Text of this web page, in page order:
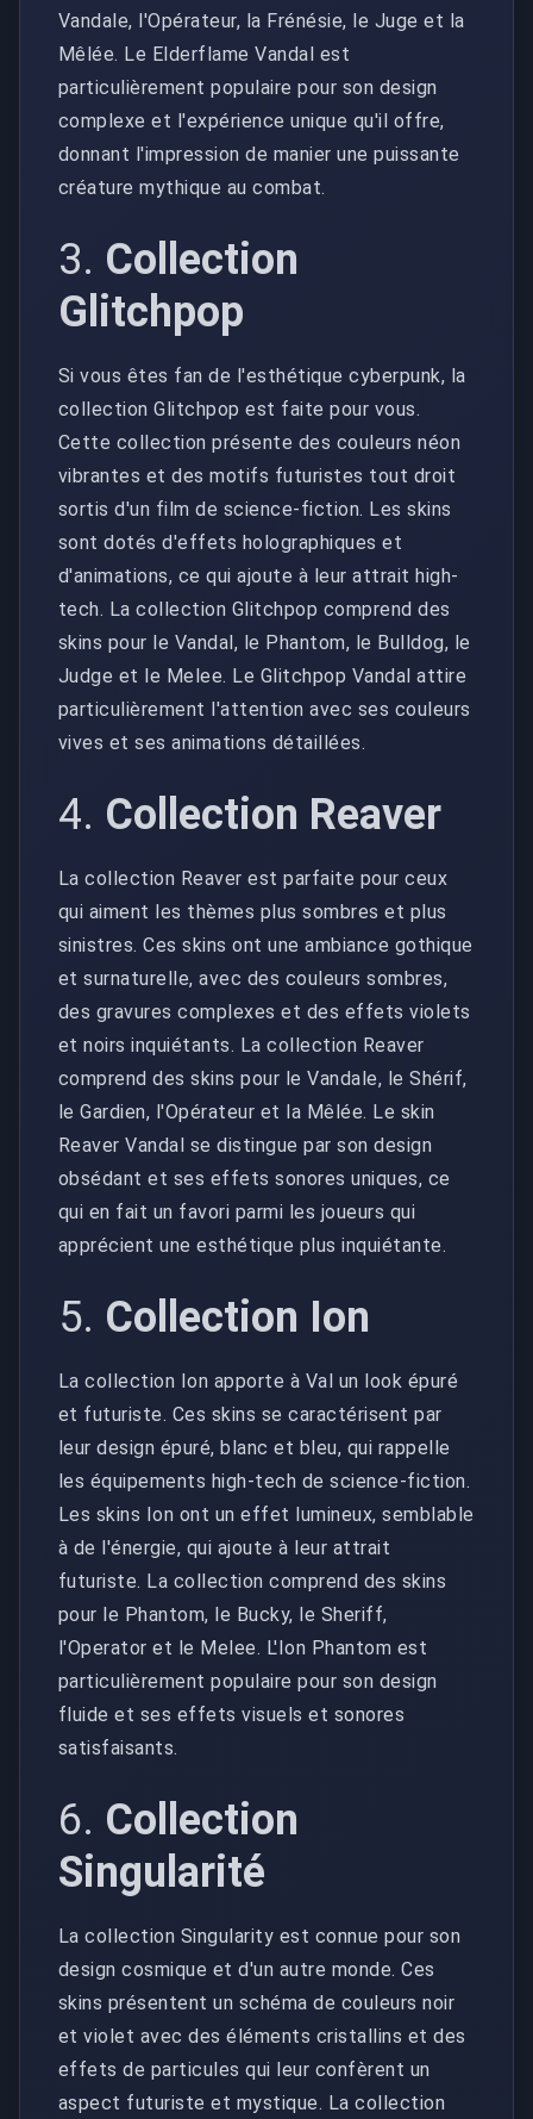
Vandale, l'Opérateur, la Frénésie, le Juge et la
Mêlée. Le Elderflame Vandal est
particulièrement populaire pour son design
complexe et l'expérience unique qu'il offre,
donnant l'impression de manier une puissante
créature mythique au combat.
3. Collection
Glitchpop
Si vous êtes fan de l'esthétique cyberpunk, la
collection Glitchpop est faite pour vous.
Cette collection présente des couleurs néon
vibrantes et des motifs futuristes tout droit
sortis d'un film de science-fiction. Les skins
sont dotés d'effets holographiques et
d'animations, ce qui ajoute à leur attrait high-
tech. La collection Glitchpop comprend des
skins pour le Vandal, le Phantom, le Bulldog, le
Judge et le Melee. Le Glitchpop Vandal attire
particulièrement l'attention avec ses couleurs
vives et ses animations détaillées.
4. Collection Reaver
La collection Reaver est parfaite pour ceux
qui aiment les thèmes plus sombres et plus
sinistres. Ces skins ont une ambiance gothique
et surnaturelle, avec des couleurs sombres,
des gravures complexes et des effets violets
et noirs inquiétants. La collection Reaver
comprend des skins pour le Vandale, le Shérif,
le Gardien, l'Opérateur et la Mêlée. Le skin
Reaver Vandal se distingue par son design
obsédant et ses effets sonores uniques, ce
qui en fait un favori parmi les joueurs qui
apprécient une esthétique plus inquiétante.
5. Collection Ion
La collection Ion apporte à Val un look épuré
et futuriste. Ces skins se caractérisent par
leur design épuré, blanc et bleu, qui rappelle
les équipements high-tech de science-fiction.
Les skins Ion ont un effet lumineux, semblable
à de l'énergie, qui ajoute à leur attrait
futuriste. La collection comprend des skins
pour le Phantom, le Bucky, le Sheriff,
l'Operator et le Melee. L'Ion Phantom est
particulièrement populaire pour son design
fluide et ses effets visuels et sonores
satisfaisants.
6. Collection
Singularité
La collection Singularity est connue pour son
design cosmique et d'un autre monde. Ces
skins présentent un schéma de couleurs noir
et violet avec des éléments cristallins et des
effets de particules qui leur confèrent un
aspect futuriste et mystique. La collection